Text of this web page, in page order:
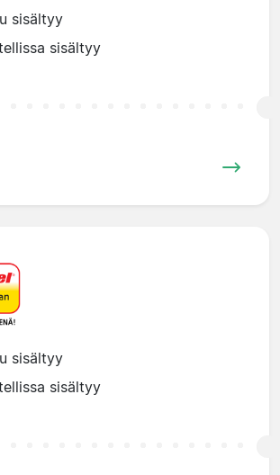
sisältyy
sisältyy
sisältyy
sisältyy